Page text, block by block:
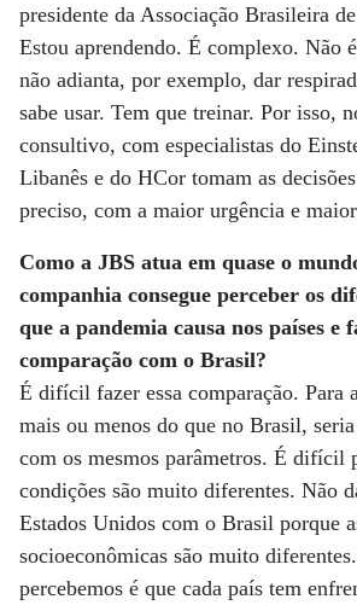
presidente da Associação Brasileira
Estou aprendendo. É complexo. Não
não adianta, por exemplo, dar
sabe usar. Tem que treinar. Por isso,
consultivo, com especialistas do
Libanês e do HCor tomam as
preciso, com a maior urgência e
Como a JBS atua em quase o
companhia consegue perceber os
que a pandemia causa nos países e
comparação com o Brasil?
É difícil fazer essa comparação. Para
mais ou menos do que no Brasil,
com os mesmos parâmetros. É difícil
condições são muito diferentes. Não
Estados Unidos com o Brasil porque
socioeconômicas são muito
percebemos é que cada país tem